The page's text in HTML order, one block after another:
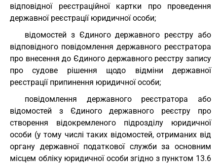
відповідної реєстраційної картки про проведення
державної реєстрації юридичної особи;
відомостей з Єдиного державного реєстру або
відповідного повідомлення державного реєстратора
про внесення до Єдиного державного реєстру запису
про судове рішення щодо відміни державної
реєстрації припинення юридичної особи;
повідомлення державного реєстратора або
відомостей з Єдиного державного реєстру про
створення відокремленого підрозділу юридичної
особи (у тому числі таких відомостей, отриманих від
органу державної податкової служби за основним
місцем обліку юридичної особи згідно з пунктом 13.6